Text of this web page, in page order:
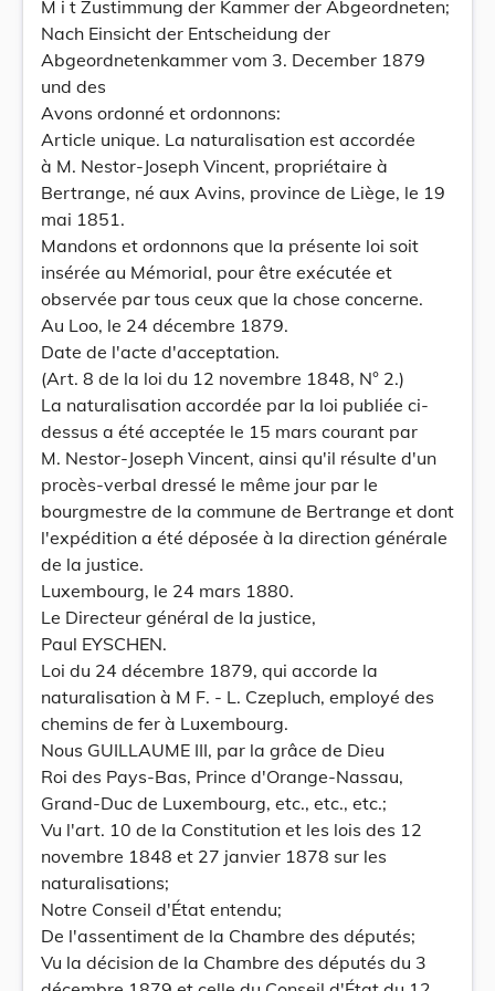
M i t Zustimmung der Kammer der Abgeordneten;
Nach Einsicht der Entscheidung der
Abgeordnetenkammer vom 3. December 1879
und des
Avons ordonné et ordonnons:
Article unique. La naturalisation est accordée
à M. Nestor-Joseph Vincent, propriétaire à
Bertrange, né aux Avins, province de Liège, le 19
mai 1851.
Mandons et ordonnons que la présente loi soit
insérée au Mémorial, pour être exécutée et
observée par tous ceux que la chose concerne.
Au Loo, le 24 décembre 1879.
Date de l'acte d'acceptation.
(Art. 8 de la loi du 12 novembre 1848, N° 2.)
La naturalisation accordée par la loi publiée ci-
dessus a été acceptée le 15 mars courant par
M. Nestor-Joseph Vincent, ainsi qu'il résulte d'un
procès-verbal dressé le même jour par le
bourgmestre de la commune de Bertrange et dont
l'expédition a été déposée à la direction générale
de la justice.
Luxembourg, le 24 mars 1880.
Le Directeur général de la justice,
Paul EYSCHEN.
Loi du 24 décembre 1879, qui accorde la
naturalisation à M F. - L. Czepluch, employé des
chemins de fer à Luxembourg.
Nous GUILLAUME III, par la grâce de Dieu
Roi des Pays-Bas, Prince d'Orange-Nassau,
Grand-Duc de Luxembourg, etc., etc., etc.;
Vu l'art. 10 de la Constitution et les lois des 12
novembre 1848 et 27 janvier 1878 sur les
naturalisations;
Notre Conseil d'État entendu;
De l'assentiment de la Chambre des députés;
Vu la décision de la Chambre des députés du 3